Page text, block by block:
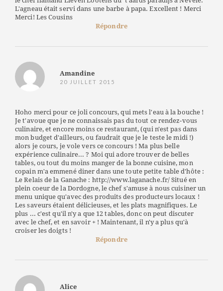
L'agneau était servi dans une barbe à papa. Excellent ! Merci
Merci! Les Cousins
Répondre
Amandine
20 JUILLET 2015
Hoho merci pour ce joli concours, qui mets l'eau à la bouche !
Je t'avoue que je ne connaissais pas du tout ce rendez-vous
culinaire, et encore moins ce restaurant, (qui n'est pas dans
mon budget d'ailleurs, ou faudrait que je le teste le midi !)
alors je cours, je vole vers ce concours ! Ma plus belle
expérience culinaire... ? Moi qui adore trouver de belles
tables, ou tout du moins manger de la bonne cuisine, mon
copain m'a emmené diner dans une toute petite table d'hôte :
Le Relais de la Ganache : http://www.laganache.fr/ Situé en
plein coeur de la Dordogne, le chef s'amuse à nous cuisiner un
menu unique qu'avec des produits des producteurs locaux !
Les saveurs étaient délicieuses, et les plats magnifiques. Le
plus ... c'est qu'il n'y a que 12 tables, donc on peut discuter
avec le chef, et en savoir + ! Maintenant, il n'y a plus qu'à
croiser les doigts !
Répondre
Alice